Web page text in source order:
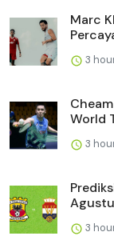
Marc
3
World
3
3